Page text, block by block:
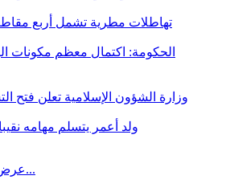
تهاطلات مطرية تشمل أربع
الحكومة: اكتمال معظم مكونات
وزارة الشؤون الإسلامية تعلن فتح
ولد أعمر يتسلم مهامه
عرض المزيد من الأخبار...